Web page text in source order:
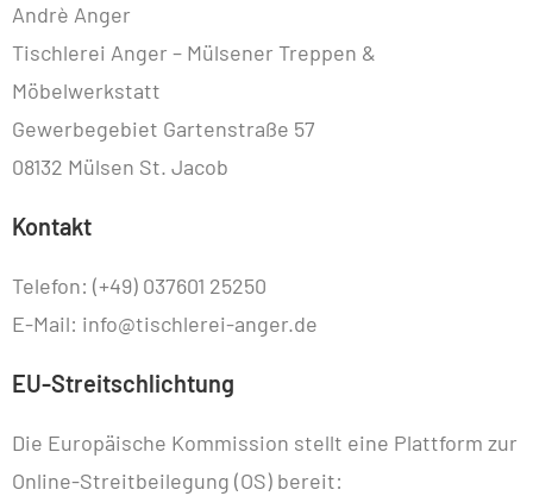
Andrè Anger
Tischlerei Anger – Mülsener Treppen &
Möbelwerkstatt
Gewerbegebiet Gartenstraße 57
08132 Mülsen St. Jacob
Kontakt
Telefon: (+49) 037601 25250
E-Mail: info@tischlerei-anger.de
EU-Streitschlichtung
Die Europäische Kommission stellt eine Plattform zur
Online-Streitbeilegung (OS) bereit: